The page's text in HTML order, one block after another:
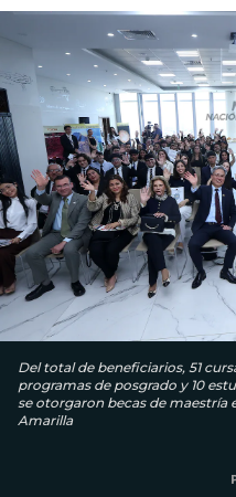
Del total de beneficiarios, 51
programas de posgrado y 10
se otorgaron becas de maestría
Amarilla